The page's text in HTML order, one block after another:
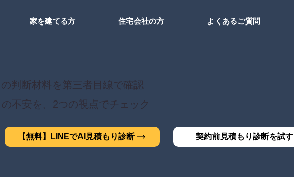
家を建てる方 住宅会社の方 よくあるご質問
判断材料を第三者目線で確認
不安を、2つの視点でチェック
【無料】LINEでAI見積もり診断 契約前見積もり診断を試す